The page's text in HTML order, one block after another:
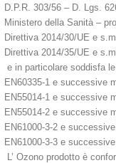
D.P.R. 303/56 – D. Lgs.
Ministero della Sanità –
Direttiva 2014/30/UE e
Direttiva 2014/35/UE e
e in particolare soddisfa
EN60335-1 e successive
EN55014-1 e successive
EN55014-2 e successive
EN61000-3-2 e
EN61000-3-3 e
L’ Ozono prodotto è